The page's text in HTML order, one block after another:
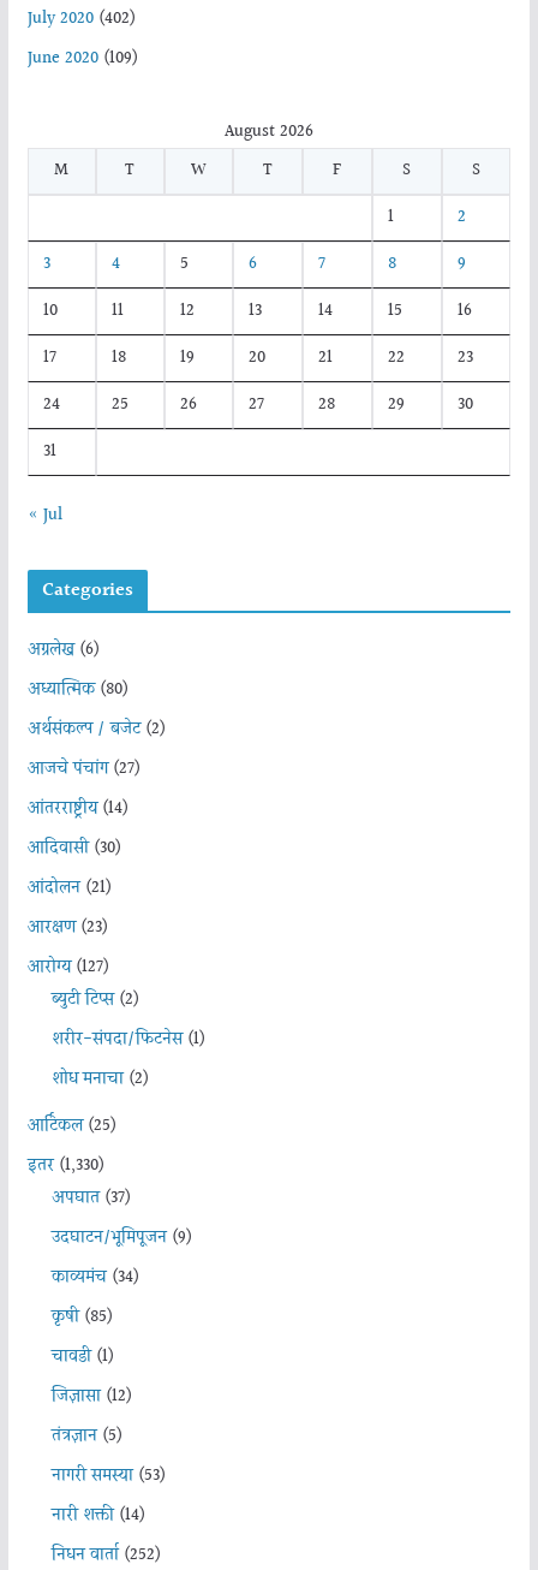
July 2020(402)
June 2020(109)
August 2026
M
T W T F S
S
1
2
3
4 5 6 7 8
9
10
11 12 13 14 15
16
17
18 19 20 21 22
23
24
25 26 27 28 29
30
31
« Jul
Categories
अग्रलेख(6)
अध्यात्मिक(80)
अर्थसंकल्प / बजेट(2)
आजचे पंचांग(27)
आंतरराष्ट्रीय(14)
आदिवासी(30)
आंदोलन(21)
आरक्षण(23)
आरोग्य(127)
ब्युटी टिप्स(2)
शरीर-संपदा/फिटनेस(1)
शोध मनाचा(2)
आर्टिकल(25)
इतर(1,330)
अपघात(37)
उदघाटन/भूमिपूजन(9)
काव्यमंच(34)
कृषी(85)
चावडी(1)
जिज्ञासा(12)
तंत्रज्ञान(5)
नागरी समस्या(53)
नारी शक्ती(14)
निधन वार्ता(252)